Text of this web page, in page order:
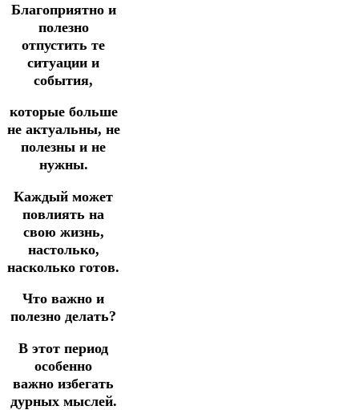
Благоприятно и
полезно
отпустить те
ситуации и
события,
которые больше
не актуальны, не
полезны и не
нужны.
Каждый может
повлиять на
свою жизнь,
настолько,
насколько готов.
Что важно и
полезно делать?
В этот период
особенно
важно избегать
дурных мыслей.